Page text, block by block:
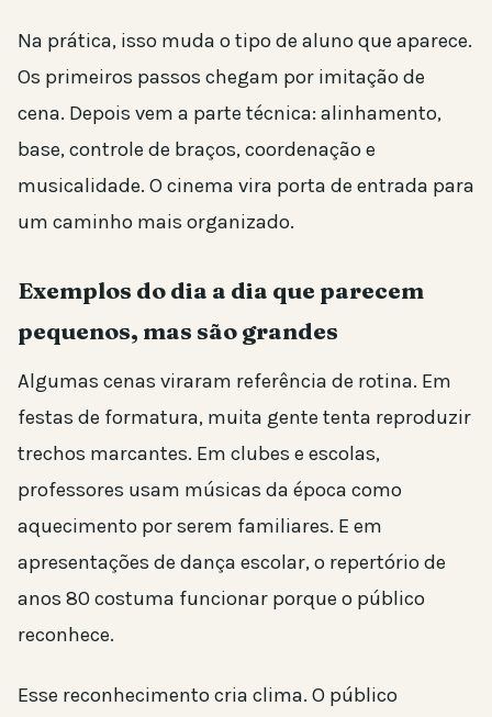
Na prática, isso muda o tipo de aluno que aparece.
Os primeiros passos chegam por imitação de
cena. Depois vem a parte técnica: alinhamento,
base, controle de braços, coordenação e
musicalidade. O cinema vira porta de entrada para
um caminho mais organizado.
Exemplos do dia a dia que parecem
pequenos, mas são grandes
Algumas cenas viraram referência de rotina. Em
festas de formatura, muita gente tenta reproduzir
trechos marcantes. Em clubes e escolas,
professores usam músicas da época como
aquecimento por serem familiares. E em
apresentações de dança escolar, o repertório de
anos 80 costuma funcionar porque o público
reconhece.
Esse reconhecimento cria clima. O público